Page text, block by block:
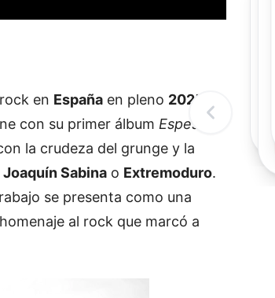
en España en pleno 2025
con su primer álbum Espeso
la crudeza del grunge y la
Joaquín Sabina o Extremoduro.
se presenta como una
al rock que marcó a